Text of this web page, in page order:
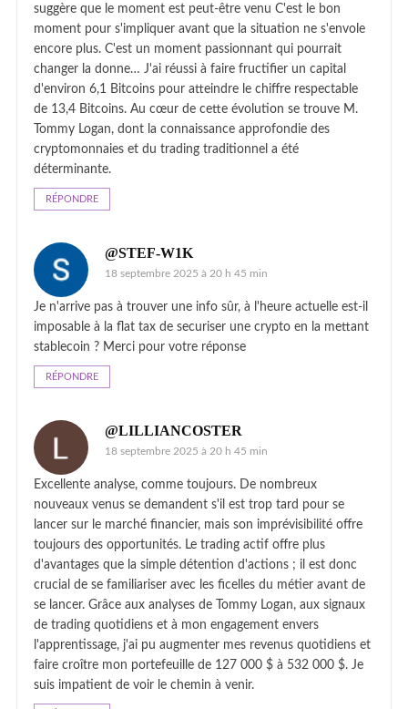
suggère que le moment est peut-être venu C'est le bon
moment pour s'impliquer avant que la situation ne s'envole
encore plus. C'est un moment passionnant qui pourrait
changer la donne… J'ai réussi à faire fructifier un capital
d'environ 6,1 Bitcoins pour atteindre le chiffre respectable
de 13,4 Bitcoins. Au cœur de cette évolution se trouve M.
Tommy Logan, dont la connaissance approfondie des
cryptomonnaies et du trading traditionnel a été
déterminante.
RÉPONDRE
@STEF-W1K
18 septembre 2025 à 20 h 45 min
Je n'arrive pas à trouver une info sûr, à l'heure actuelle est-il
imposable à la flat tax de securiser une crypto en la mettant
stablecoin ? Merci pour votre réponse
RÉPONDRE
@LILLIANCOSTER
18 septembre 2025 à 20 h 45 min
Excellente analyse, comme toujours. De nombreux
nouveaux venus se demandent s'il est trop tard pour se
lancer sur le marché financier, mais son imprévisibilité offre
toujours des opportunités. Le trading actif offre plus
d'avantages que la simple détention d'actions ; il est donc
crucial de se familiariser avec les ficelles du métier avant de
se lancer. Grâce aux analyses de Tommy Logan, aux signaux
de trading quotidiens et à mon engagement envers
l'apprentissage, j'ai pu augmenter mes revenus quotidiens et
faire croître mon portefeuille de 127 000 $ à 532 000 $. Je
suis impatient de voir le chemin à venir.